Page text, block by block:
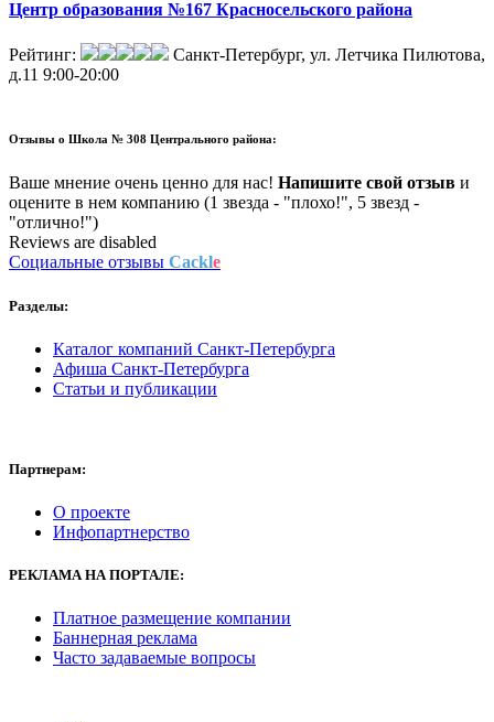
Центр образования №167 Красносельского района
Рейтинг:
Санкт-Петербург, ул. Летчика Пилютова,
д.11 9:00-20:00
Отзывы о Школа № 308 Центрального района:
Ваше мнение очень ценно для нас! Напишите свой отзыв и
оцените в нем компанию (1 звезда - "плохо!", 5 звезд -
"отлично!")
Reviews are disabled
Социальные отзывы Cackle
Разделы:
Каталог компаний Санкт-Петербурга
Афиша Санкт-Петербурга
Статьи и публикации
Партнерам:
О проекте
Инфопартнерство
РЕКЛАМАНА ПОРТАЛЕ:
Платное размещение компании
Баннерная реклама
Часто задаваемые вопросы